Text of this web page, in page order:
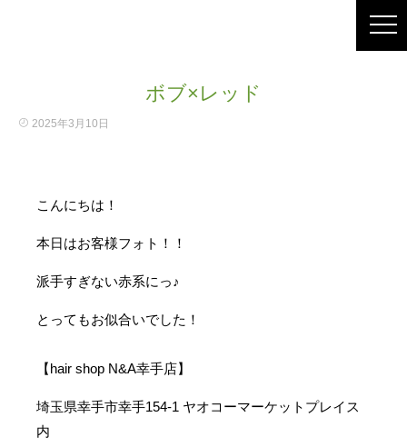
ボブ×レッド
2025年3月10日
こんにちは！
本日はお客様フォト！！
派手すぎない赤系にっ♪
とってもお似合いでした！
【hair shop N&A幸手店】
埼玉県幸手市幸手154-1 ヤオコーマーケットプレイス
内